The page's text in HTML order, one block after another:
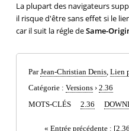
La plupart des navigateurs
il risque d'être sans effet si le
car il suit la régle deSame-
ParJean-Christian Denis, Lien
Catégorie : Versions› 2.36
MOTS-CLÉS
2.36
« Entrée précédente :